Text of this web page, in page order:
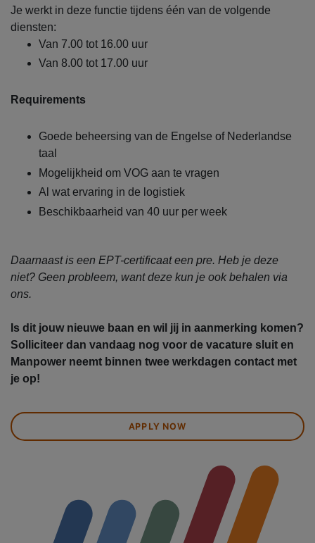
Je werkt in deze functie tijdens één van de volgende
diensten:
Van 7.00 tot 16.00 uur
Van 8.00 tot 17.00 uur
Requirements
Goede beheersing van de Engelse of Nederlandse
taal
Mogelijkheid om VOG aan te vragen
Al wat ervaring in de logistiek
Beschikbaarheid van 40 uur per week
Daarnaast is een EPT-certificaat een pre. Heb je deze
niet? Geen probleem, want deze kun je ook behalen via
ons.
Is dit jouw nieuwe baan en wil jij in aanmerking komen?
Solliciteer dan vandaag nog voor de vacature sluit en
Manpower neemt binnen twee werkdagen contact met
je op!
APPLY NOW